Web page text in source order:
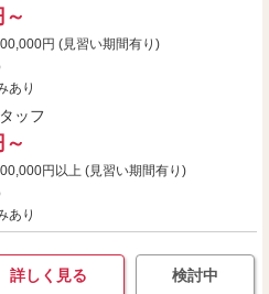
円 (見習い期間有り)
あり
ッフ
円以上 (見習い期間有り)
あり
詳しく見る 検討中